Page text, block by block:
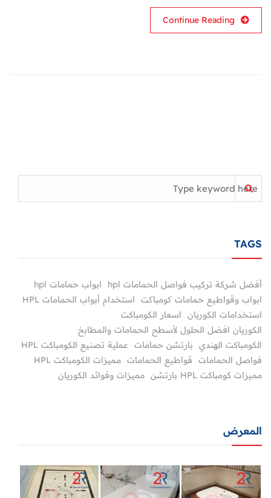
Continue Reading
TAGS
أفضل شركة تركيب فواصل الحمامات hpl
ابواب حمامات hpl
ابواب وقواطيع حمامات کومباکت
استخدام أبواب الحمامات HPL
استخدامات الكوريان
اسعار الكومباكت
الكوريان افضل الحلول لأسطح الحمامات والمطابخ
الكومباكت الهندي
بارتشن حمامات
عملية تصنيع الكومباكت HPL
فواصل الحمامات
قواطيع الحمامات مميزات الكومباكت HPL
مميزات كومباكت HPL بارتشن
مميزات وفوائد الكوريان
المعرض